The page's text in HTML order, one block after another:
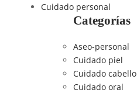
Cuidado personal
Categorías
Aseo-personal
Cuidado piel
Cuidado cabello
Cuidado oral